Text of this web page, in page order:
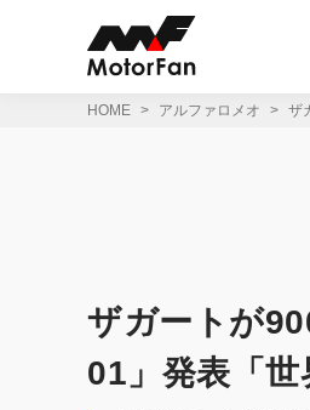
HOME アルファロメオ ザ
ザガートが
01」発表「世